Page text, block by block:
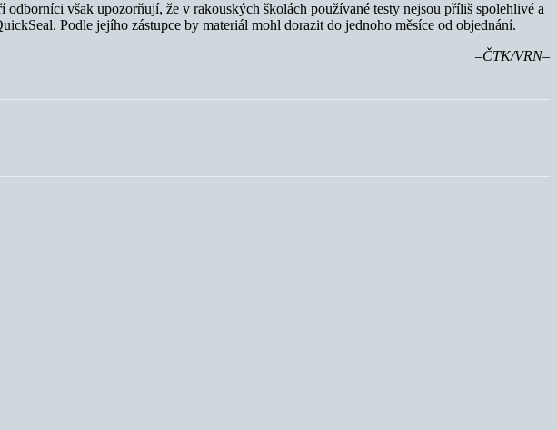
však upozorňují, že v rakouských školách používané testy nejsou příliš spolehlivé a
Podle jejího zástupce by materiál mohl dorazit do jednoho měsíce od objednání.
–ČTK/VRN–